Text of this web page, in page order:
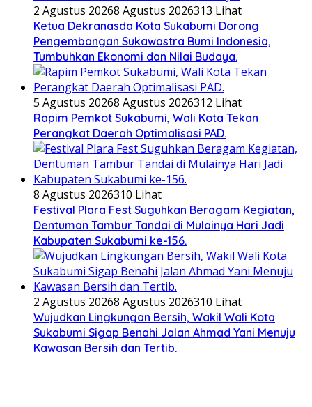
2 Agustus 20268 Agustus 2026313 Lihat
Ketua Dekranasda Kota Sukabumi Dorong
Pengembangan Sukawastra Bumi Indonesia,
Tumbuhkan Ekonomi dan Nilai Budaya.
5 Agustus 20268 Agustus 2026312 Lihat
Rapim Pemkot Sukabumi, Wali Kota Tekan
Perangkat Daerah Optimalisasi PAD.
8 Agustus 2026310 Lihat
Festival Plara Fest Suguhkan Beragam Kegiatan,
Dentuman Tambur Tandai di Mulainya Hari Jadi
Kabupaten Sukabumi ke-156.
2 Agustus 20268 Agustus 2026310 Lihat
Wujudkan Lingkungan Bersih, Wakil Wali Kota
Sukabumi Sigap Benahi Jalan Ahmad Yani Menuju
Kawasan Bersih dan Tertib.